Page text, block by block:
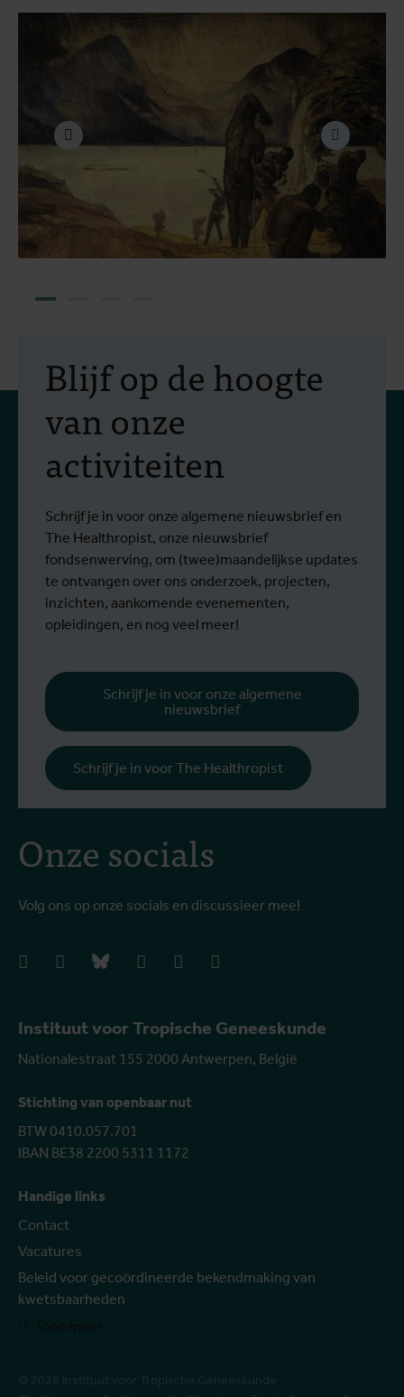
Instituut voor Tropische Geneeskunde
Nationalestraat 155 2000 Antwerpen, België
Stichting van openbaar nut
BTW 0410.057.701
IBAN BE38 2200 5311 1172
Handige links
Contact
Vacatures
Beleid voor gecoördineerde bekendmaking van
kwetsbaarheden
Onze socials
Volg ons op onze socials en discussieer mee!
instagrambluesky
Blijf op de hoogte
van onze
activiteiten
Schrijf je in voor onze algemene nieuwsbrief en
The Healthropist, onze nieuwsbrief
fondsenwerving, om (twee)maandelijkse updates
te ontvangen over ons onderzoek, projecten,
inzichten, aankomende evenementen,
opleidingen, en nog veel meer!
Schrijf je in voor onze algemene
nieuwsbrief
Schrijf je in voor The Healthropist
© 2026 Instituut voor Tropische Geneeskunde